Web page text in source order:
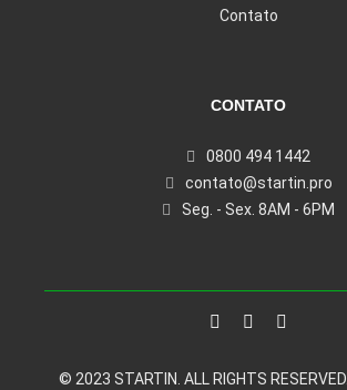
Contato
CONTATO
0800 494 1442
contato@startin.pro
Seg. - Sex. 8AM - 6PM
© 2023 STARTIN. ALL RIGHTS RESERVED.